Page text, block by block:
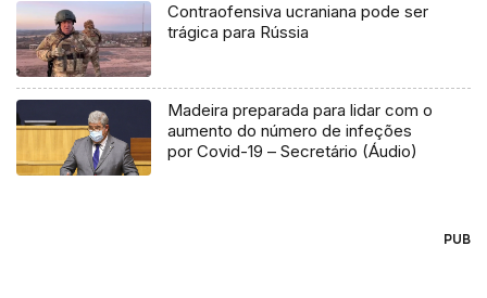
Contraofensiva ucraniana pode ser
trágica para Rússia
Madeira preparada para lidar com o
aumento do número de infeções
por Covid-19 – Secretário (Áudio)
PUB